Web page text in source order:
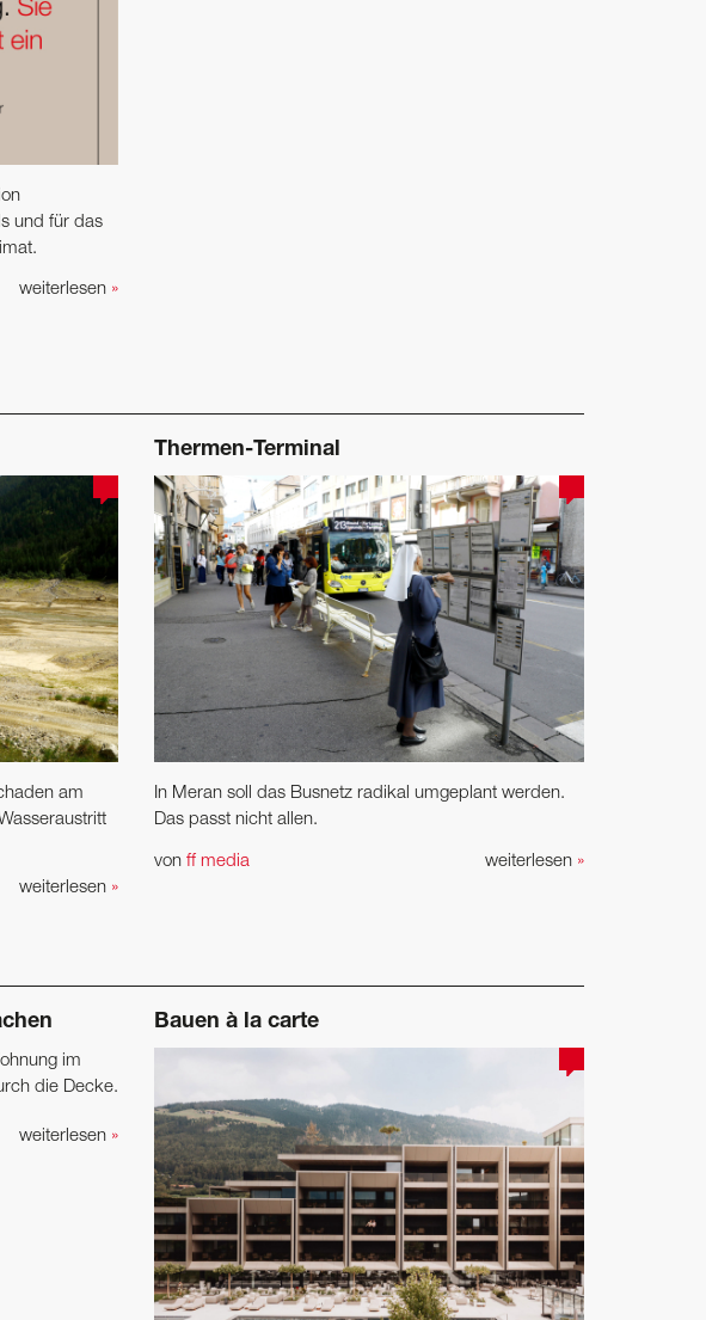
und für das
weiterlesen »
am
weiterlesen »
Thermen-Terminal
In Meran soll das Busnetz radikal umgeplant werden.
Das passt nicht allen.
weiterlesen »
von ff media
im
die Decke.
weiterlesen »
Bauen à la carte